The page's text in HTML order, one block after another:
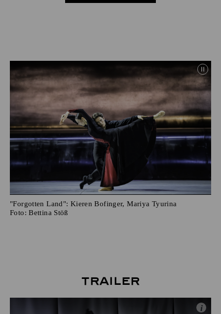
"Forgotten Land": Kieren Bofinger, Mariya Tyurina
Foto: Bettina Stöß
Trailer
i